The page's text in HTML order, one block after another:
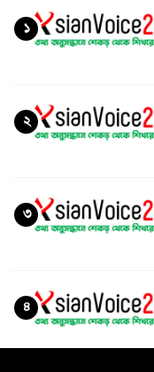
১
২
৩
৪